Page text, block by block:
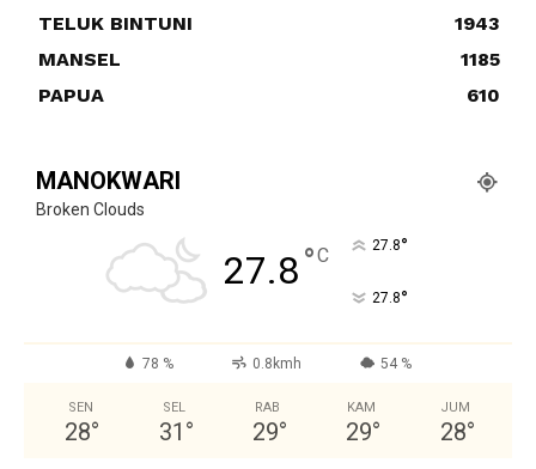
TELUK BINTUNI
1943
MANSEL
1185
PAPUA
610
MANOKWARI
Broken Clouds
27.8°C 27.8°
27.8°
78 % 0.8kmh 54 %
SEN
28°
SEL
31 °
RAB
29°
KAM
29°
JUM
28°